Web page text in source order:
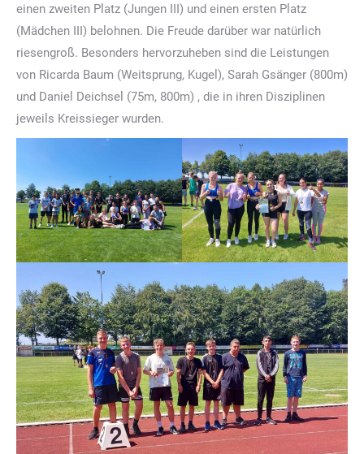
einen zweiten Platz (Jungen III) und einen ersten Platz
(Mädchen III) belohnen. Die Freude darüber war natürlich
riesengroß. Besonders hervorzuheben sind die Leistungen
von Ricarda Baum (Weitsprung, Kugel), Sarah Gsänger (800m)
und Daniel Deichsel (75m, 800m) , die in ihren Disziplinen
jeweils Kreissieger wurden.